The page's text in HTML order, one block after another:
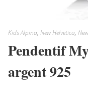
Kids Alpina,New Helvetica,
Pendentif
argent 925